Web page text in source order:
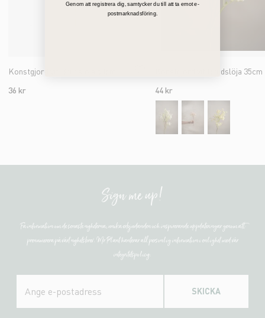
Konstgjord vit Brudslöja 50cm
36 kr
Konstgjord vit Brudslöja 35cm
44 kr
Sign me up!
Få information om de senaste nyheterna, unika erbjudanden och inspirerande uppdateringar genom att
prenumerera på vårt nyhetsbrev. Mr Plant hanterar all personlig information i enlighet med vår
integritetspolicy.
SKICKA
Genom att registrera dig, samtycker du till att ta emot e-
postmarknadsföring.